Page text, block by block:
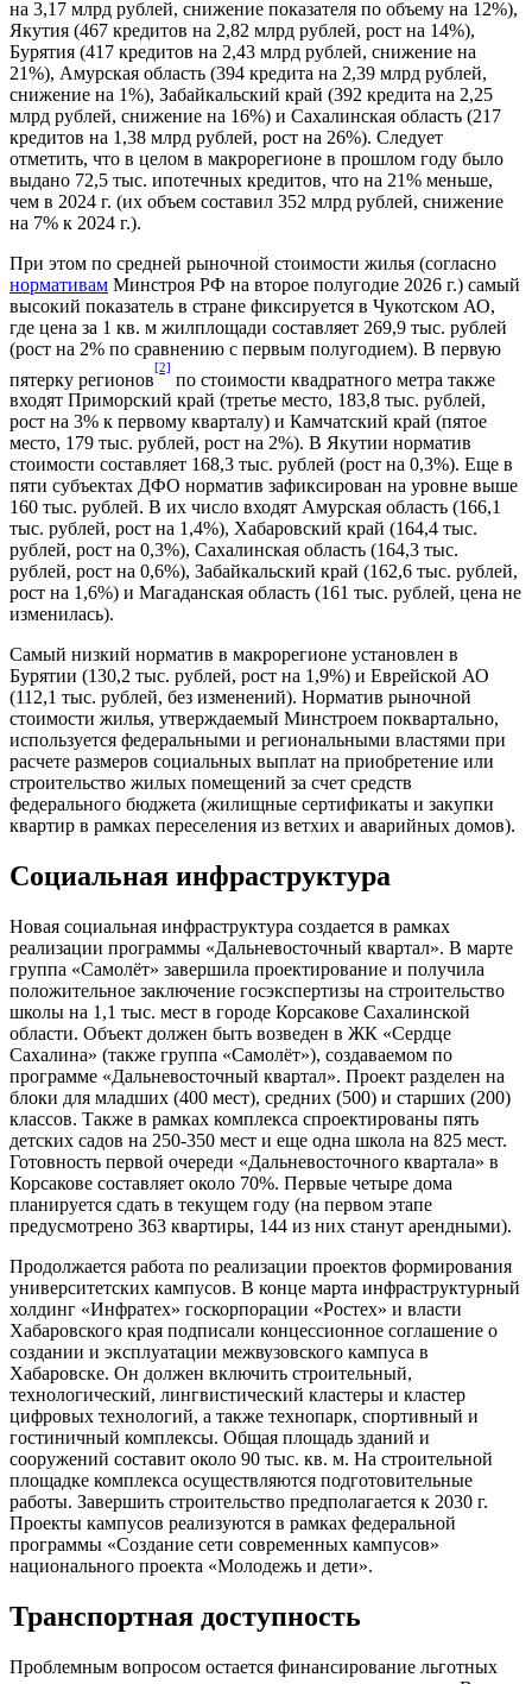
на 3,17 млрд рублей, снижение показателя по объему на 12%),
Якутия (467 кредитов на 2,82 млрд рублей, рост на 14%),
Бурятия (417 кредитов на 2,43 млрд рублей, снижение на
21%), Амурская область (394 кредита на 2,39 млрд рублей,
снижение на 1%), Забайкальский край (392 кредита на 2,25
млрд рублей, снижение на 16%) и Сахалинская область (217
кредитов на 1,38 млрд рублей, рост на 26%). Следует
отметить, что в целом в макрорегионе в прошлом году было
выдано 72,5 тыс. ипотечных кредитов, что на 21% меньше,
чем в 2024 г. (их объем составил 352 млрд рублей, снижение
на 7% к 2024 г.).
При этом по средней рыночной стоимости жилья (согласно
нормативам Минстроя РФ на второе полугодие 2026 г.) самый
высокий показатель в стране фиксируется в Чукотском АО,
где цена за 1 кв. м жилплощади составляет 269,9 тыс. рублей
(рост на 2% по сравнению с первым полугодием). В первую
пятерку регионов
[2]
по стоимости квадратного метра также
входят Приморский край (третье место, 183,8 тыс. рублей,
рост на 3% к первому кварталу) и Камчатский край (пятое
место, 179 тыс. рублей, рост на 2%). В Якутии норматив
стоимости составляет 168,3 тыс. рублей (рост на 0,3%). Еще в
пяти субъектах ДФО норматив зафиксирован на уровне выше
160 тыс. рублей. В их число входят Амурская область (166,1
тыс. рублей, рост на 1,4%), Хабаровский край (164,4 тыс.
рублей, рост на 0,3%), Сахалинская область (164,3 тыс.
рублей, рост на 0,6%), Забайкальский край (162,6 тыс. рублей,
рост на 1,6%) и Магаданская область (161 тыс. рублей, цена не
изменилась).
Самый низкий норматив в макрорегионе установлен в
Бурятии (130,2 тыс. рублей, рост на 1,9%) и Еврейской АО
(112,1 тыс. рублей, без изменений). Норматив рыночной
стоимости жилья, утверждаемый Минстроем поквартально,
используется федеральными и региональными властями при
расчете размеров социальных выплат на приобретение или
строительство жилых помещений за счет средств
федерального бюджета (жилищные сертификаты и закупки
квартир в рамках переселения из ветхих и аварийных домов).
Социальная инфраструктура
Новая социальная инфраструктура создается в рамках
реализации программы «Дальневосточный квартал». В марте
группа «Самолёт» завершила проектирование и получила
положительное заключение госэкспертизы на строительство
школы на 1,1 тыс. мест в городе Корсакове Сахалинской
области. Объект должен быть возведен в ЖК «Сердце
Сахалина» (также группа «Самолёт»), создаваемом по
программе «Дальневосточный квартал». Проект разделен на
блоки для младших (400 мест), средних (500) и старших (200)
классов. Также в рамках комплекса спроектированы пять
детских садов на 250-350 мест и еще одна школа на 825 мест.
Готовность первой очереди «Дальневосточного квартала» в
Корсакове составляет около 70%. Первые четыре дома
планируется сдать в текущем году (на первом этапе
предусмотрено 363 квартиры, 144 из них станут арендными).
Продолжается работа по реализации проектов формирования
университетских кампусов. В конце марта инфраструктурный
холдинг «Инфратех» госкорпорации «Ростех» и власти
Хабаровского края подписали концессионное соглашение о
создании и эксплуатации межвузовского кампуса в
Хабаровске. Он должен включить строительный,
технологический, лингвистический кластеры и кластер
цифровых технологий, а также технопарк, спортивный и
гостиничный комплексы. Общая площадь зданий и
сооружений составит около 90 тыс. кв. м. На строительной
площадке комплекса осуществляются подготовительные
работы. Завершить строительство предполагается к 2030 г.
Проекты кампусов реализуются в рамках федеральной
программы «Создание сети современных кампусов»
национального проекта «Молодежь и дети».
Транспортная доступность
Проблемным вопросом остается финансирование льготных